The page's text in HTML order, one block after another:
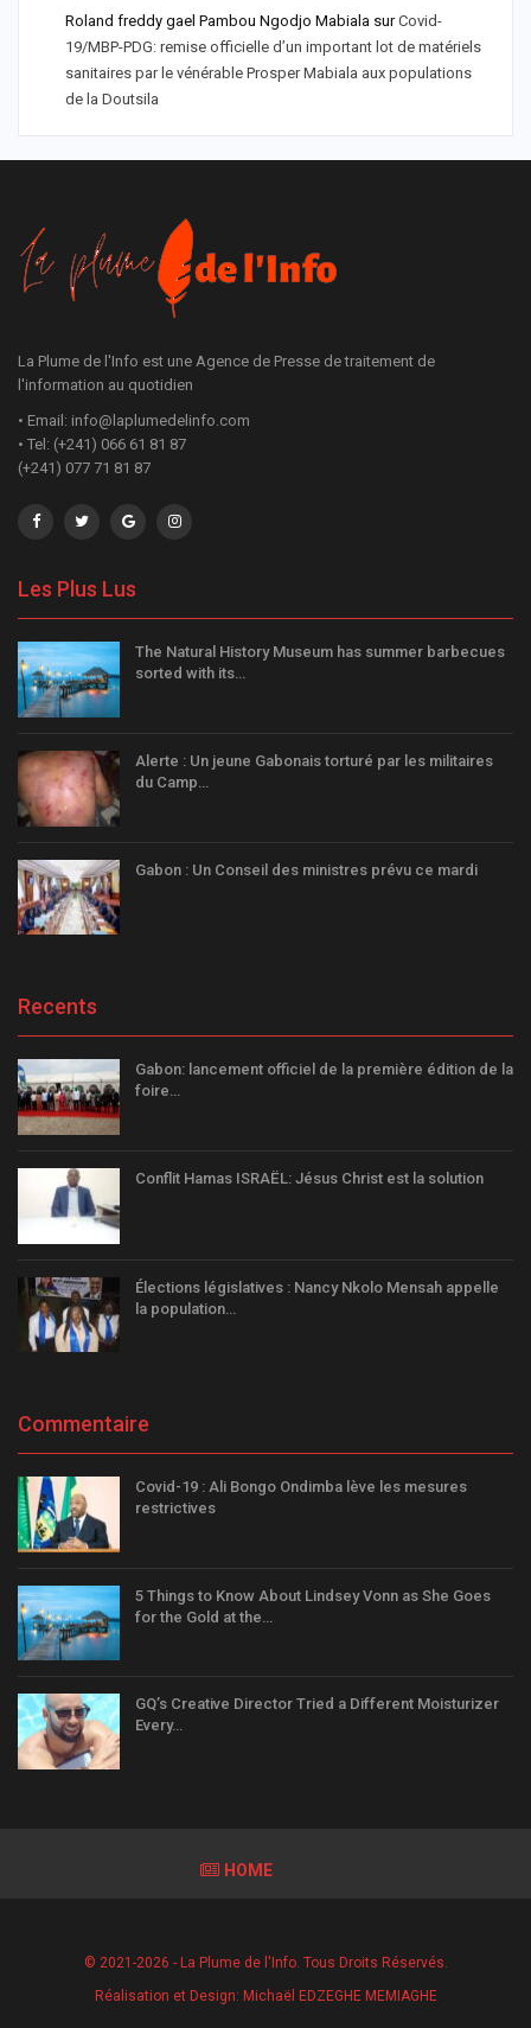
Roland freddy gael Pambou Ngodjo Mabiala surCovid-
19/MBP-PDG: remise officielle d’un important lot de matériels
sanitaires par le vénérable Prosper Mabiala aux populations
de la Doutsila
La Plume de l'Info est une Agence de Presse de traitement de
l'information au quotidien
• Email: info@laplumedelinfo.com
• Tel: (+241) 066 61 81 87
(+241) 077 71 81 87
Les Plus Lus
The Natural History Museum has summer barbecues
sorted with its…
Alerte : Un jeune Gabonais torturé par les militaires
du Camp…
Gabon : Un Conseil des ministres prévu ce mardi
Recents
Gabon: lancement officiel de la première édition de la
foire…
Conflit Hamas ISRAËL: Jésus Christ est la solution
Élections législatives : Nancy Nkolo Mensah appelle
la population…
Commentaire
Covid-19 : Ali Bongo Ondimba lève les mesures
restrictives
5 Things to Know About Lindsey Vonn as She Goes
for the Gold at the…
GQ’s Creative Director Tried a Different Moisturizer
Every…
HOME
© 2021-2026 - La Plume de l'Info. Tous Droits Réservés.
Réalisation et Design: Michaël EDZEGHE MEMIAGHE